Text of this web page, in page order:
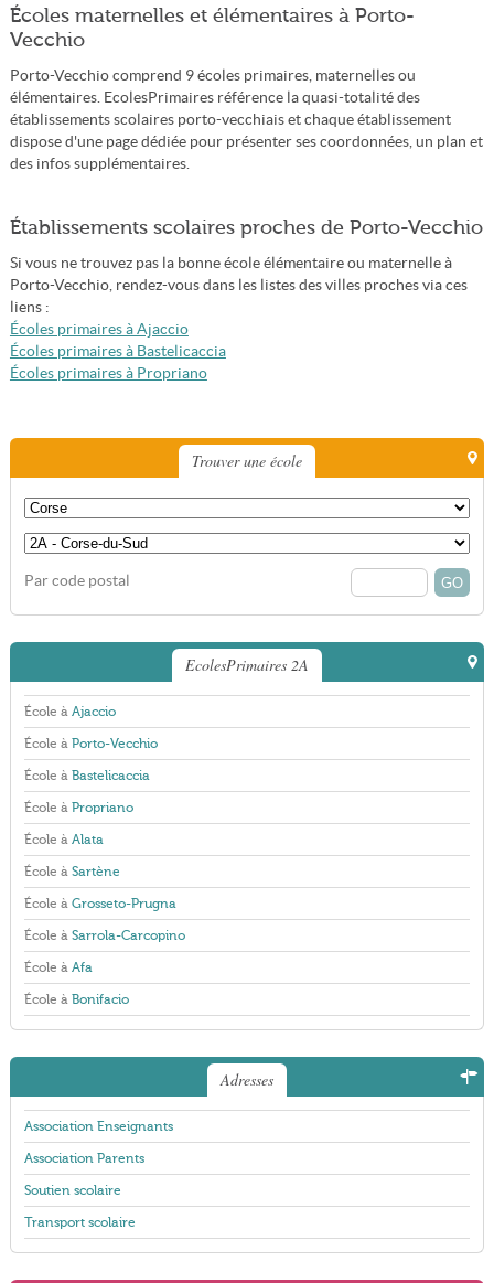
Écoles maternelles et élémentaires à Porto-
Vecchio
Porto-Vecchio comprend 9 écoles primaires, maternelles ou
élémentaires. EcolesPrimaires référence la quasi-totalité des
établissements scolaires porto-vecchiais et chaque établissement
dispose d'une page dédiée pour présenter ses coordonnées, un plan et
des infos supplémentaires.
Établissements scolaires proches de Porto-Vecchio
Si vous ne trouvez pas la bonne école élémentaire ou maternelle à
Porto-Vecchio, rendez-vous dans les listes des villes proches via ces
liens :
Écoles primaires à Ajaccio
Écoles primaires à Bastelicaccia
Écoles primaires à Propriano
Trouver une école
Par code postal
EcolesPrimaires 2A
École à Ajaccio
École à Porto-Vecchio
École à Bastelicaccia
École à Propriano
École à Alata
École à Sartène
École à Grosseto-Prugna
École à Sarrola-Carcopino
École à Afa
École à Bonifacio
Adresses
Association Enseignants
Association Parents
Soutien scolaire
Transport scolaire